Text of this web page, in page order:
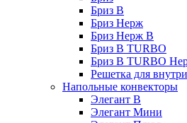
Бриз В
Бриз Нерж
Бриз Нерж В
Бриз В TURBO
Бриз В TURBO
Решетка для
Напольные конвекторы
Элегант В
Элегант Мини